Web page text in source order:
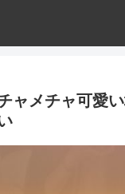
ャメチャ可愛